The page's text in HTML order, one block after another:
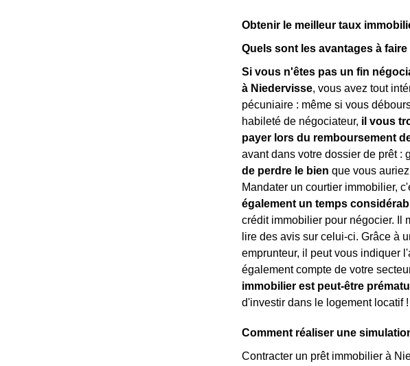
Obtenir le meilleur taux
Quels sont les avantages à
Si vous n'êtes pas un fin
à Niedervisse, vous avez tout
pécuniaire : même si vous
habileté de négociateur, il vous
payer lors du remboursement
avant dans votre dossier de prêt :
de perdre le bien que vous
Mandater un courtier immobilier,
également un temps
crédit immobilier pour négocier. Il
lire des avis sur celui-ci. Grâce à
emprunteur, il peut vous indiquer
également compte de votre
immobilier est peut-être
d'investir dans le logement locatif !
Comment réaliser une
Contracter un prêt immobilier à